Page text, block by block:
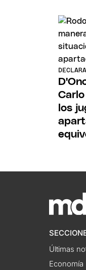
los
Últimas
Economía